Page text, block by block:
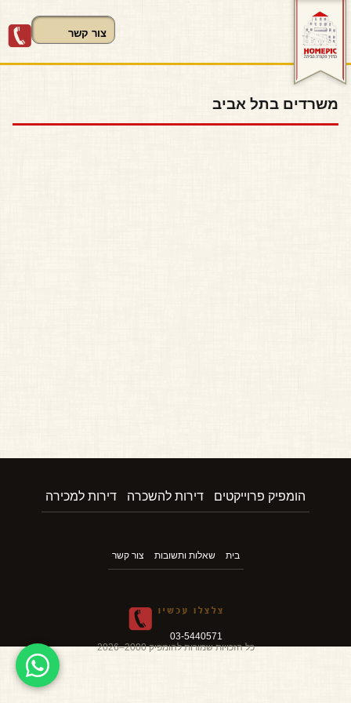
03-5440571
משרדים בתל אביב
הומפיק פרוייקטים דירות להשכרה דירות למכירה
בית שאלות ותשובות צור קשר
03-5440571
כל הזכויות שמורות להומפיק 2000–2026